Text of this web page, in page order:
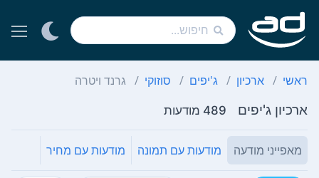
ראשי ארכיון ג'יפים סוזוקי גרנד ויטרה
ארכיון ג'יפים 489 מודעות
מאפייני מודעה מודעות עם תמונה מודעות עם מחיר